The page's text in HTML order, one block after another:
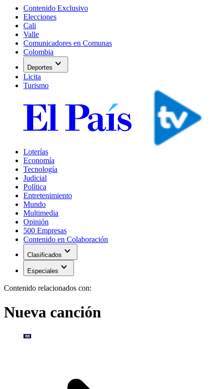
Contenido Exclusivo
Elecciones
Cali
Valle
Comunicadores en Comunas
Colombia
Deportes expand_more
Licita
Turismo
Loterías
Economía
Tecnología
Judicial
Política
Entretenimiento
Mundo
Multimedia
Opinión
500 Empresas
Contenido en Colaboración
Clasificados expand_more
Especiales expand_more
Contenido relacionados con:
Nueva canción